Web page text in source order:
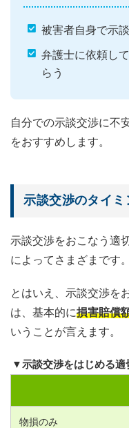
被害者自身で示
弁護士に依頼し
らう
自分での示談交渉に不
をおすすめします。
示談交渉のタイ
示談交渉をおこなう適
によってさまざまです。
とはいえ、示談交渉を
は、基本的に損害賠償
いうことが言えます。
▼示談交渉をはじめる適
物損のみ